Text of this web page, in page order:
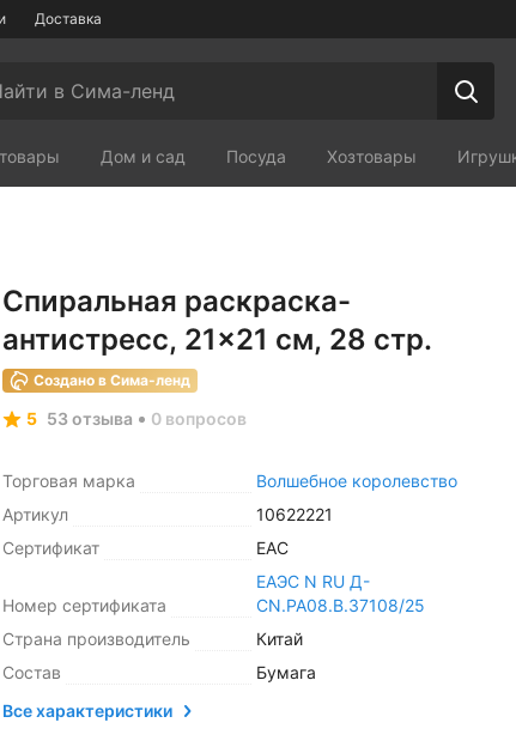
Доставка
Дом и сад Посуда Хозтовары
Спиральная раскраска-
антистресс, 21×21 см, 28 стр.
Создано в Сима-ленд
5 53 отзыва 0 вопросов
Торговая марка
Волшебное королевство
Артикул
10622221
Сертификат
ЕАС
Номер сертификата
ЕАЭС N RU Д-
CN.РА08.В.37108/25
Страна производитель
Китай
Состав
Бумага
Все характеристики